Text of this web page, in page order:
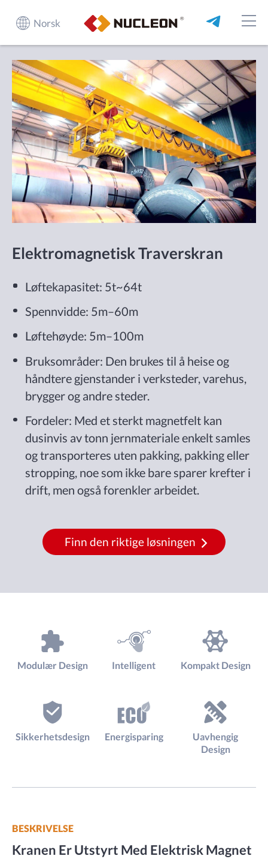
Norsk
Elektromagnetisk Traverskran
Løftekapasitet: 5t~64t
Spennvidde: 5m–60m
Løftehøyde: 5m–100m
Bruksområder: Den brukes til å heise og
håndtere gjenstander i verksteder, varehus,
brygger og andre steder.
Fordeler: Med et sterkt magnetfelt kan
dusinvis av tonn jernmateriale enkelt samles
og transporteres uten pakking, pakking eller
stropping, noe som ikke bare sparer krefter i
drift, men også forenkler arbeidet.
Finn den riktige løsningen
Modulær Design Intelligent Kompakt Design
Sikkerhetsdesign Energisparing
Uavhengig
Design
BESKRIVELSE
Kranen Er Utstyrt Med Elektrisk Magnet